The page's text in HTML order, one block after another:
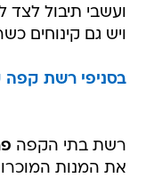
ויש גם קינוחים
בסניפי רשת
רשת בתי הקפה
את המנות